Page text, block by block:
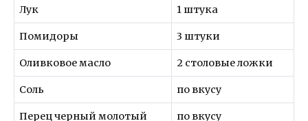
Лук 1 штука
Помидоры 3 штуки
Оливковое масло 2 столовые ложки
Соль по вкусу
Перец черный молотый по вкусу